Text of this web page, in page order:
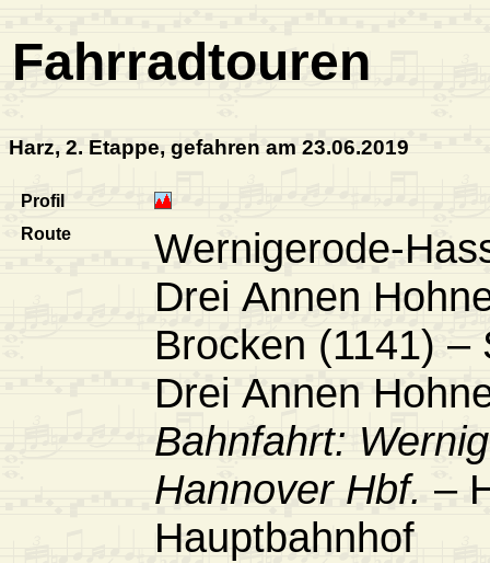
Fahrradtouren
Harz, 2. Etappe, gefahren am 23.06.2019
Profil
Route
Wernigerode-
Drei Annen
Brocken (1141) –
Drei Annen
Bahnfahrt:
Hannover Hbf. –
Hauptbahnhof